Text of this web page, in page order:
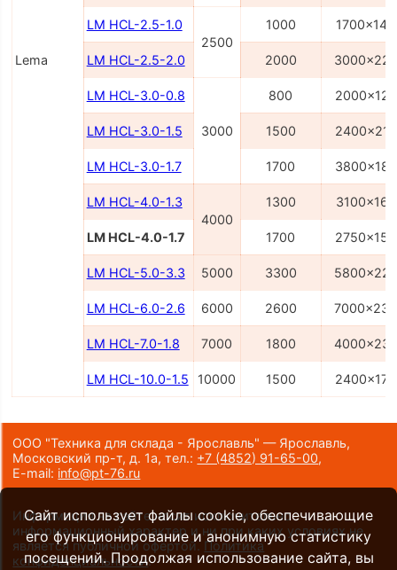
Lema
LM HCL-2.5-1.0
2500
1000
LM HCL-2.5-2.0 2000
LM HCL-3.0-0.8
3000
800
LM HCL-3.0-1.5 1500
LM HCL-3.0-1.7 1700
LM HCL-4.0-1.3
4000
1300
LM HCL-4.0-1.7 1700
LM HCL-5.0-3.3 5000 3300
LM HCL-6.0-2.6 6000 2600
LM HCL-7.0-1.8 7000 1800
LM HCL-10.0-1.5 10000 1500
ООО "Техника для склада - Ярославль" — Ярославль,
Московский пр-т, д. 1а,тел.: +7 (4852) 91-65-00,
E-mail: info@pt-76.ru
Информация на сайте носит исключительно
информационный характер и ни при каких условиях не
является публичной офертой. Политика
конфиденциальности.
Сайт использует файлы cookie, обеспечивающие
его функционирование и анонимную статистику
посещений. Продолжая использование сайта, вы